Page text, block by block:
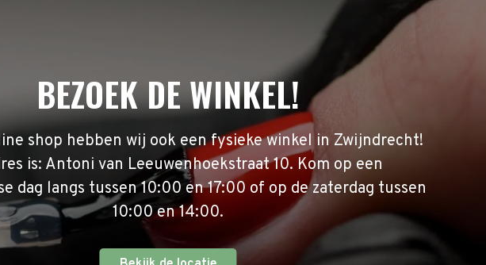
BEZOEK DE WINKEL!
shop hebben wij ook een fysieke winkel in Zwijndrecht!
is: Antoni van Leeuwenhoekstraat 10. Kom op een
dag langs tussen 10:00 en 17:00 of op de zaterdag tussen
10:00 en 14:00.